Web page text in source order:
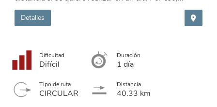
Detalles
Dificultad
Difícil
Duración
1 día
Tipo de ruta
CIRCULAR
Distancia
40.33 km